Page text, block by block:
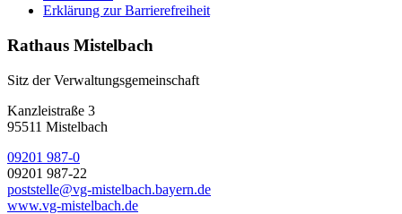
Erklärung zur Barrierefreiheit
Rathaus Mistelbach
Sitz der Verwaltungsgemeinschaft
Kanzleistraße 3
95511 Mistelbach
09201 987-0
09201 987-22
poststelle@vg-mistelbach.bayern.de
www.vg-mistelbach.de